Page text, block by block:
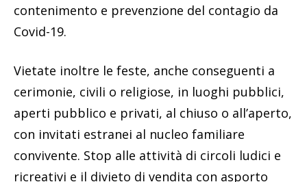
contenimento e prevenzione del contagio da
Covid-19.
Vietate inoltre le feste, anche conseguenti a
cerimonie, civili o religiose, in luoghi pubblici,
aperti pubblico e privati, al chiuso o all’aperto,
con invitati estranei al nucleo familiare
convivente. Stop alle attività di circoli ludici e
ricreativi e il divieto di vendita con asporto